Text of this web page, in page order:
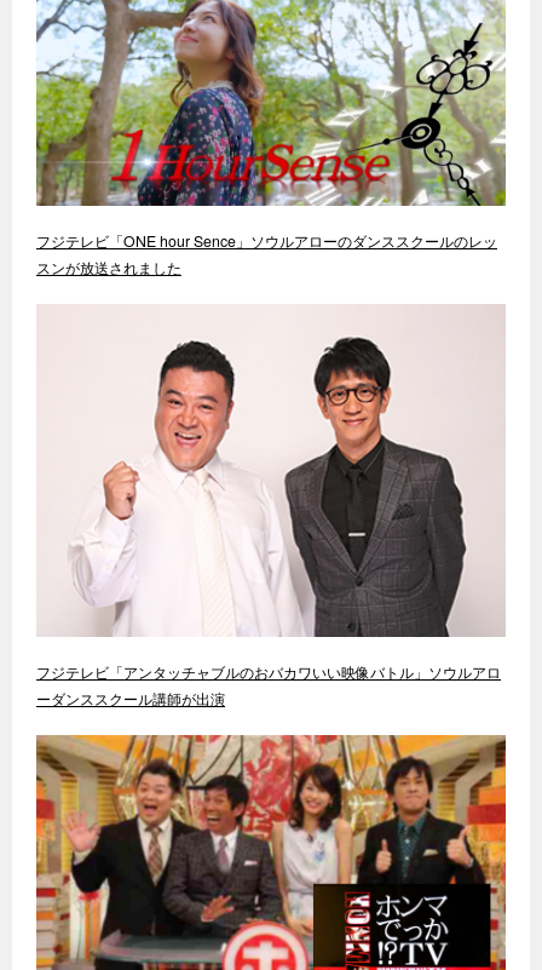
フジテレビ「ONE hour Sence」ソウルアローのダンススクールのレッ
スンが放送されました
フジテレビ「アンタッチャブルのおバカワいい映像バトル」ソウルアロ
ーダンススクール講師が出演